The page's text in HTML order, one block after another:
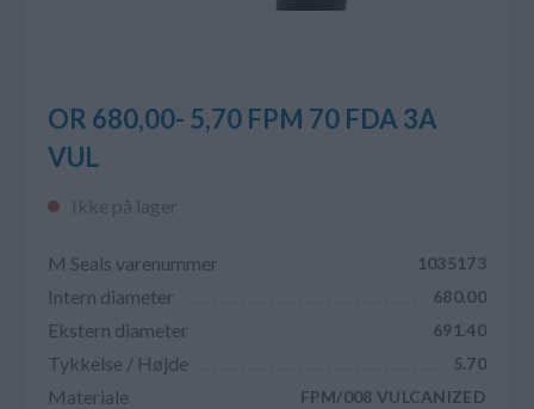
OR 680,00- 5,70 FPM 70 FDA 3A
VUL
Ikke på lager
M Seals varenummer 1035173
Intern diameter 680.00
Ekstern diameter 691.40
Tykkelse / Højde 5.70
Materiale FPM/008 VULCANIZED